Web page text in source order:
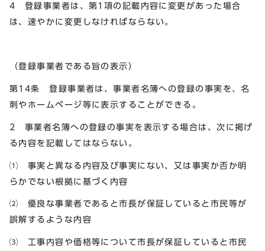
4 登録事業者は、第1項の記載内容に変更があった場合
は、速やかに変更しなければならない。
（登録事業者である旨の表示）
第14条 登録事業者は、事業者名簿への登録の事実を、名
刺やホームページ等に表示することができる。
2 事業者名簿への登録の事実を表示する場合は、次に掲げ
る内容を記載してはならない。
⑴ 事実と異なる内容及び事実にない、又は事実か否か明
らかでない根拠に基づく内容
⑵ 優良な事業者であると市長が保証していると市民等が
誤解するような内容
⑶ 工事内容や価格等について市長が保証していると市民